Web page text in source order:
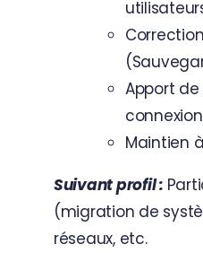
Apport
Maintien
Suivant profil :
(migration de
réseaux, etc.